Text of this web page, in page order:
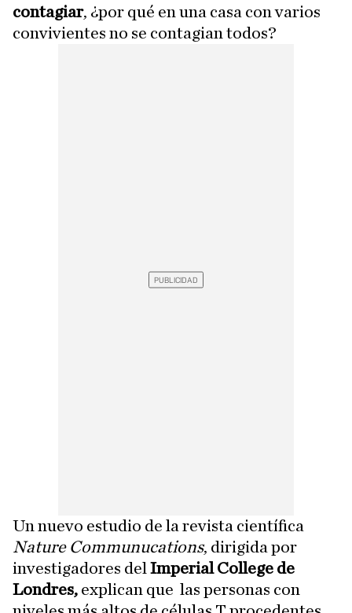
contagiar, ¿por qué en una casa con varios
convivientes no se contagian todos?
Un nuevo estudio de la revista científica
Nature Communucations, dirigida por
investigadores del Imperial College de
Londres, explican que las personas con